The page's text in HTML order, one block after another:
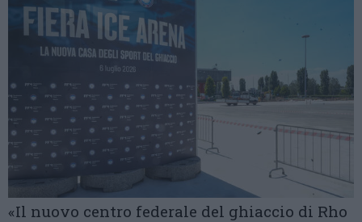
«Il nuovo centro federale del ghiaccio di Rho